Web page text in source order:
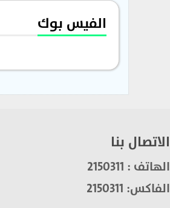
الفيس بوك
الاتصال بنا
الهاتف : 2150311
الفاكس: 2150311